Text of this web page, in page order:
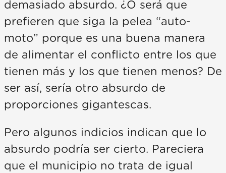
demasiado absurdo. ¿O será que
prefieren que siga la pelea “auto-
moto” porque es una buena manera
de alimentar el conflicto entre los que
tienen más y los que tienen menos? De
ser así, sería otro absurdo de
proporciones gigantescas.
Pero algunos indicios indican que lo
absurdo podría ser cierto. Pareciera
que el municipio no trata de igual